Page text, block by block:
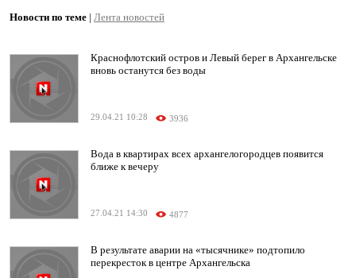
Новости по теме | Лента новостей
Краснофлотский остров и Левый берег в Архангельске
вновь останутся без воды
29.04.21 10:28 3936
Вода в квартирах всех архангелогородцев появится
ближе к вечеру
27.04.21 14:30 4877
В результате аварии на «тысячнике» подтопило
перекресток в центре Архангельска